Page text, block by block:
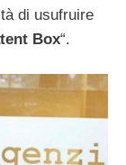
di usufruire
Box“.